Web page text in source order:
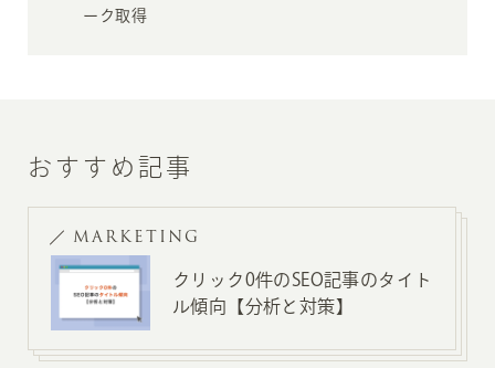
ーク取得
おすすめ記事
MARKETING
クリック0件のSEO記事のタイト
ル傾向【分析と対策】